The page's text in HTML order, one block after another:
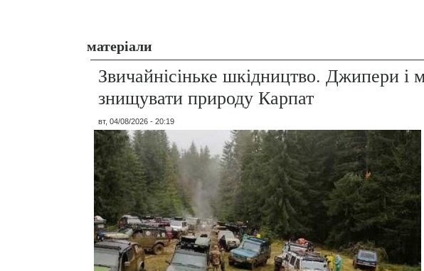
матеріали
Звичайнісіньке шкідництво. Джипери і
знищувати природу Карпат
вт, 04/08/2026 - 20:19